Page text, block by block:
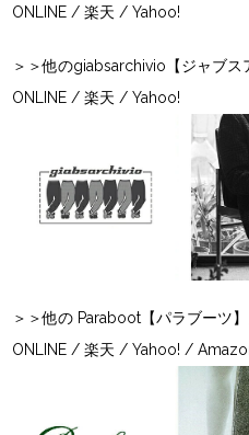
ONLINE /楽天 /Yahoo!
＞＞他のgiabsarchivio【ジャブス
ONLINE /楽天 /Yahoo!
＞＞他の Paraboot【パラブーツ
ONLINE /楽天 /Yahoo! /